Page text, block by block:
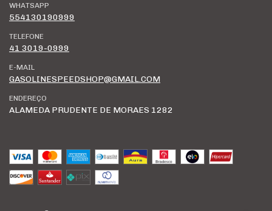
WHATSAPP
554130190999
TELEFONE
41 3019-0999
E-MAIL
GASOLINESPEEDSHOP@GMAIL.COM
ENDEREÇO
ALAMEDA PRUDENTE DE MORAES 1282